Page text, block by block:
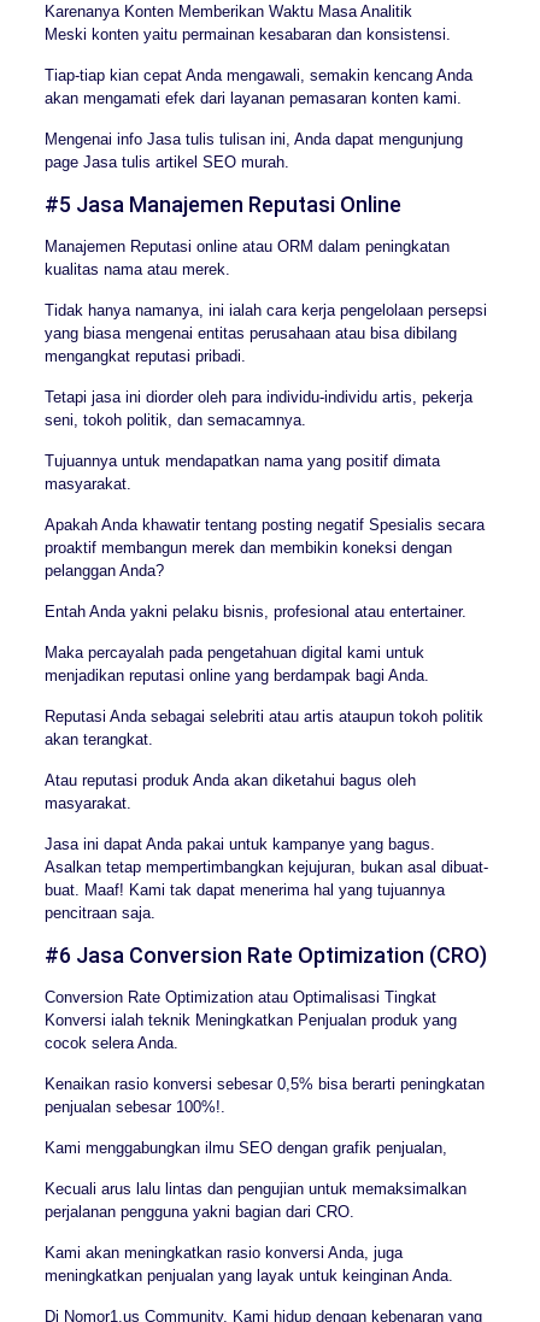
Karenanya Konten Memberikan Waktu Masa Analitik
Meski konten yaitu permainan kesabaran dan konsistensi.
Tiap-tiap kian cepat Anda mengawali, semakin kencang Anda
akan mengamati efek dari layanan pemasaran konten kami.
Mengenai info Jasa tulis tulisan ini, Anda dapat mengunjung
page Jasa tulis artikel SEO murah.
#5 Jasa Manajemen Reputasi Online
Manajemen Reputasi online atau ORM dalam peningkatan
kualitas nama atau merek.
Tidak hanya namanya, ini ialah cara kerja pengelolaan persepsi
yang biasa mengenai entitas perusahaan atau bisa dibilang
mengangkat reputasi pribadi.
Tetapi jasa ini diorder oleh para individu-individu artis, pekerja
seni, tokoh politik, dan semacamnya.
Tujuannya untuk mendapatkan nama yang positif dimata
masyarakat.
Apakah Anda khawatir tentang posting negatif Spesialis secara
proaktif membangun merek dan membikin koneksi dengan
pelanggan Anda?
Entah Anda yakni pelaku bisnis, profesional atau entertainer.
Maka percayalah pada pengetahuan digital kami untuk
menjadikan reputasi online yang berdampak bagi Anda.
Reputasi Anda sebagai selebriti atau artis ataupun tokoh politik
akan terangkat.
Atau reputasi produk Anda akan diketahui bagus oleh
masyarakat.
Jasa ini dapat Anda pakai untuk kampanye yang bagus.
Asalkan tetap mempertimbangkan kejujuran, bukan asal dibuat-
buat. Maaf! Kami tak dapat menerima hal yang tujuannya
pencitraan saja.
#6 Jasa Conversion Rate Optimization (CRO)
Conversion Rate Optimization atau Optimalisasi Tingkat
Konversi ialah teknik Meningkatkan Penjualan produk yang
cocok selera Anda.
Kenaikan rasio konversi sebesar 0,5% bisa berarti peningkatan
penjualan sebesar 100%!.
Kami menggabungkan ilmu SEO dengan grafik penjualan,
Kecuali arus lalu lintas dan pengujian untuk memaksimalkan
perjalanan pengguna yakni bagian dari CRO.
Kami akan meningkatkan rasio konversi Anda, juga
meningkatkan penjualan yang layak untuk keinginan Anda.
Di Nomor1.us Community, Kami hidup dengan kebenaran yang